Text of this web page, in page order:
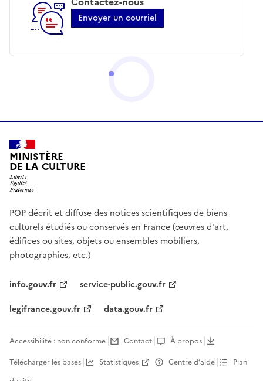
Envoyer un courriel
MINISTÈRE
DE LA CULTURE
POP décrit et diffuse des notices scientifiques de biens
culturels étudiés ou conservés en France (œuvres d'art,
édifices ou sites, objets ou ensembles mobiliers,
photographies, etc.)
info.gouv.fr
service-public.gouv.fr
legifrance.gouv.fr
data.gouv.fr
Accessibilité : non conforme Contact
À propos
Télécharger les bases
Statistiques Centre d’aide
Plan